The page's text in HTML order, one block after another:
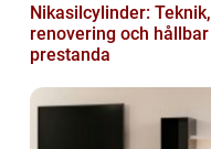
Nikasilcylinder: Teknik,
renovering och hållbar
prestanda